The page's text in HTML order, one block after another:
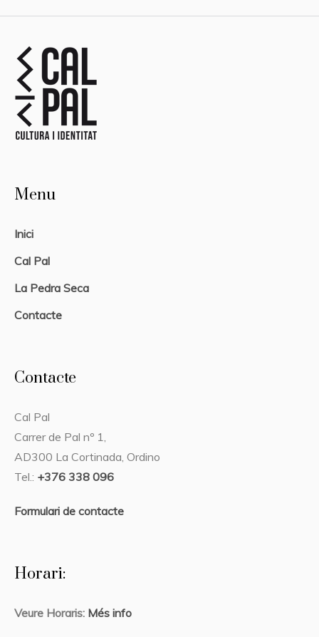
Menu
Inici
Cal Pal
La Pedra Seca
Contacte
Contacte
Cal Pal
Carrer de Pal nº 1,
AD300 La Cortinada, Ordino
Tel.: +376 338 096
Formulari de contacte
Horari:
Veure Horaris: Més info